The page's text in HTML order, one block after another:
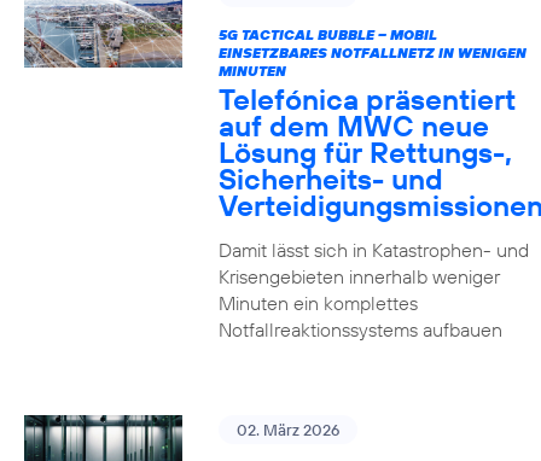
5G TACTICAL BUBBLE – MOBIL
EINSETZBARES NOTFALLNETZ IN WENIGEN
MINUTEN
Telefónica präsentiert
auf dem MWC neue
Lösung für Rettungs-,
Sicherheits- und
Damit lässt sich in Katastrophen- und
Krisengebieten innerhalb weniger
Minuten ein komplettes
Notfallreaktionssystems aufbauen
02. März 2026